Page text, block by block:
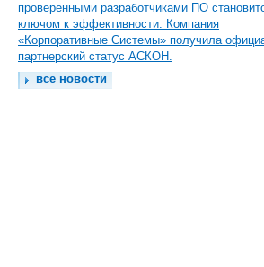
проверенными разработчиками ПО
ключом к эффективности. Компания
«Корпоративные Системы» получила
партнерский статус АСКОН.
все новости